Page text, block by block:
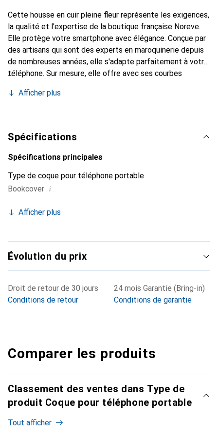
Cette housse en cuir pleine fleur représente les exigences,
la qualité et l'expertise de la boutique française Noreve.
Elle protège votre smartphone avec élégance. Conçue par
des artisans qui sont des experts en maroquinerie depuis
de nombreuses années, elle s'adapte parfaitement à votre
téléphone. Sur mesure, elle offre avec ses courbes
l'accessoire chic et indispensable de votre smartphone.
qualité, la marque Noreve est un choix sûr pour une
clientèle exigeante.
Afficher plus
Spécifications
Spécifications principales
Type de coque pour téléphone portable
Bookcover i
Afficher plus
Évolution du prix
Droit de retour de 30 jours
Conditions de retour
24 mois Garantie (Bring-in)
Conditions de garantie
Comparer les produits
Classement des ventes dans Type de
produit Coque pour téléphone portable
Tout afficher